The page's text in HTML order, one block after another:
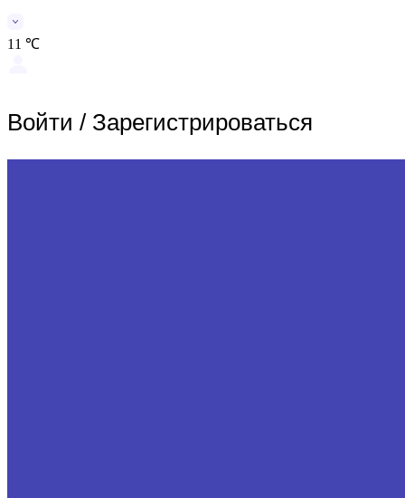
11 ℃
Войти / Зарегистрироваться